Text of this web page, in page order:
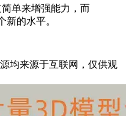
单来增强能力，而
新的水平。
均来源于互联网，仅供观